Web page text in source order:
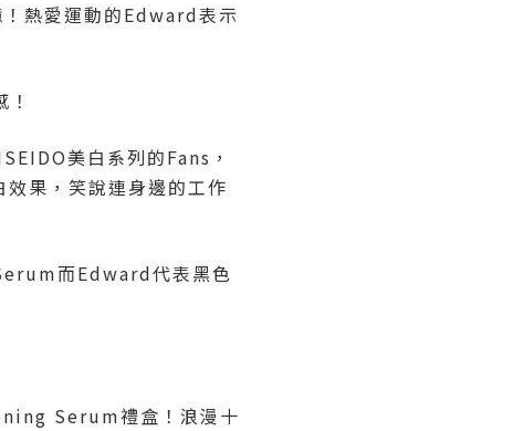
熱愛運動的Edward表示
美白系列的Fans，
果，笑說連身邊的工作
而Edward代表黑色
Serum禮盒！浪漫十